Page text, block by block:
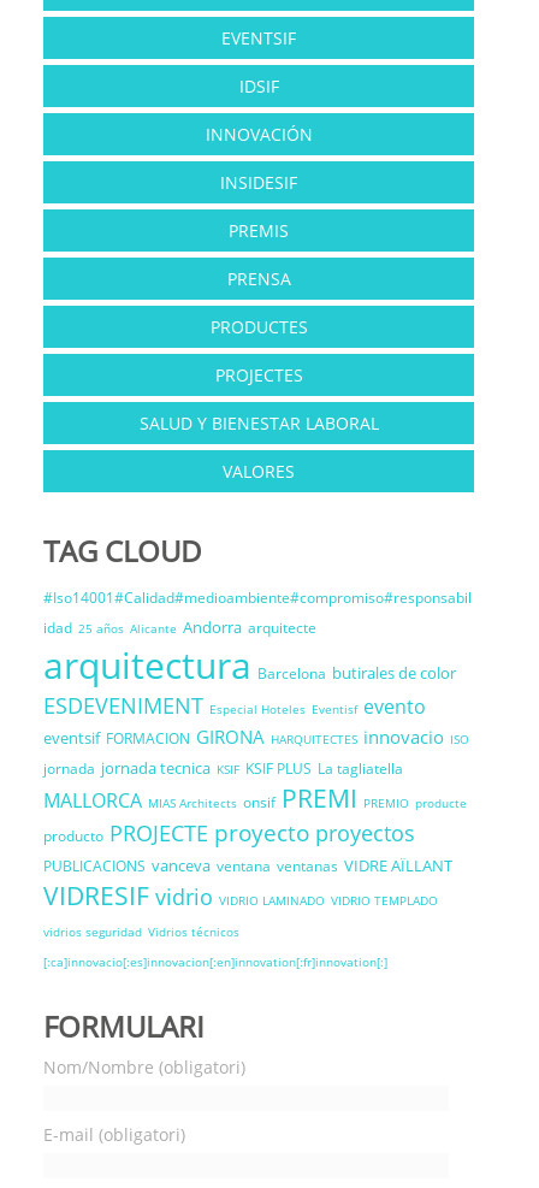
EVENTSIF
IDSIF
INNOVACIÓN
INSIDESIF
PREMIS
PRENSA
PRODUCTES
PROJECTES
SALUD Y BIENESTAR LABORAL
VALORES
TAG CLOUD
#Iso14001#Calidad#medioambiente#compromiso#responsabil
idad 25 años Alicante Andorra arquitecte
arquitectura Barcelona butirales de color
ESDEVENIMENT Especial Hoteles Eventisf evento
eventsif FORMACION GIRONA HARQUITECTES innovacio ISO
jornada jornada tecnica KSIF KSIF PLUS La tagliatella
MALLORCA MIAS Architects onsif PREMI PREMIO producte
producto PROJECTE proyecto proyectos
PUBLICACIONS vanceva ventana ventanas VIDRE AÏLLANT
VIDRESIF vidrio VIDRIO LAMINADO VIDRIO TEMPLADO
vidrios seguridad Vidrios técnicos
[:ca]innovacio[:es]innovacion[:en]innovation[:fr]innovation[:]
FORMULARI
Nom/Nombre (obligatori)
E-mail (obligatori)